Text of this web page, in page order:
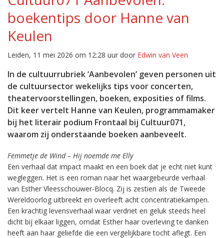
boekentips door Hanne van
Keulen
Leiden, 11 mei 2026 om 12:28 uur door Edwin van Veen
In de cultuurrubriek ‘Aanbevolen’ geven personen uit
de cultuursector wekelijks tips voor concerten,
theatervoorstellingen, boeken, exposities of films.
Dit keer vertelt Hanne van Keulen, programmamaker
bij het literair podium Frontaal bij Cultuur071,
waarom zij onderstaande boeken aanbeveelt.
Femmetje de Wind – Hij noemde me Elly
Een verhaal dat impact maakt en een boek dat je echt niet kunt
wegleggen. Het is een roman naar het waargebeurde verhaal
van Esther Vleesschouwer-Blocq. Zij is zestien als de Tweede
Wereldoorlog uitbreekt en overleeft acht concentratiekampen.
Een krachtig levensverhaal waar verdriet en geluk steeds heel
dicht bij elkaar liggen, omdat Esther haar overleving te danken
heeft aan haar geliefde die een vergelijkbare tocht aflegt. Een